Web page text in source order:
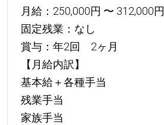
月給：250,000円 〜 312,000円
固定残業：なし
賞与：年2回 2ヶ月
【月給内訳】
基本給＋各種手当
残業手当
家族手当